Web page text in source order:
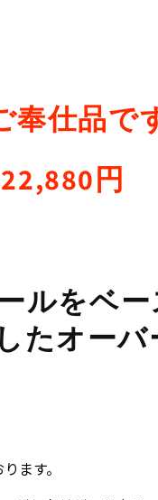
奉仕品で
円
ルをベー
たオーバ
ます。